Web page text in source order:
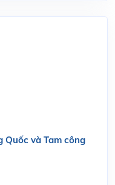
Quốc và Tam công